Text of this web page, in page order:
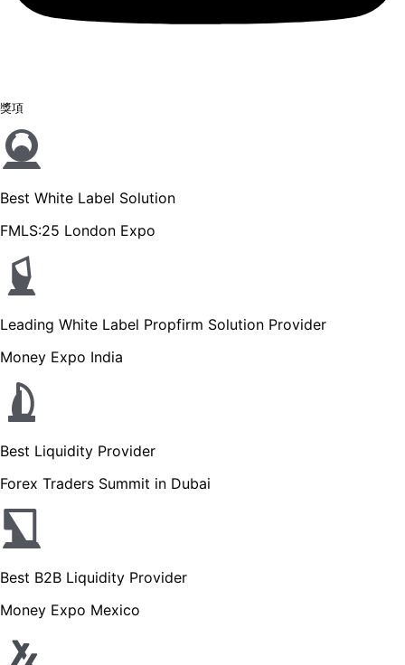
獎項
Best White Label Solution
FMLS:25 London Expo
Leading White Label Propfirm Solution Provider
Money Expo India
Best Liquidity Provider
Forex Traders Summit in Dubai
Best B2B Liquidity Provider
Money Expo Mexico